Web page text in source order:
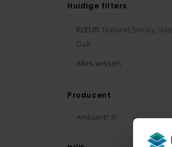
Huidige filters
KLEUR
Oak
Alles wissen
Producent
Ambiant 3producten